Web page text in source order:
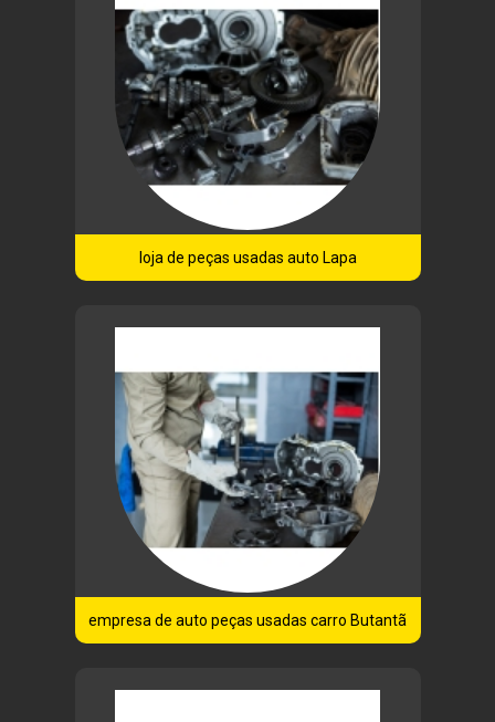
loja de peças usadas auto Lapa
empresa de auto peças usadas carro Butantã